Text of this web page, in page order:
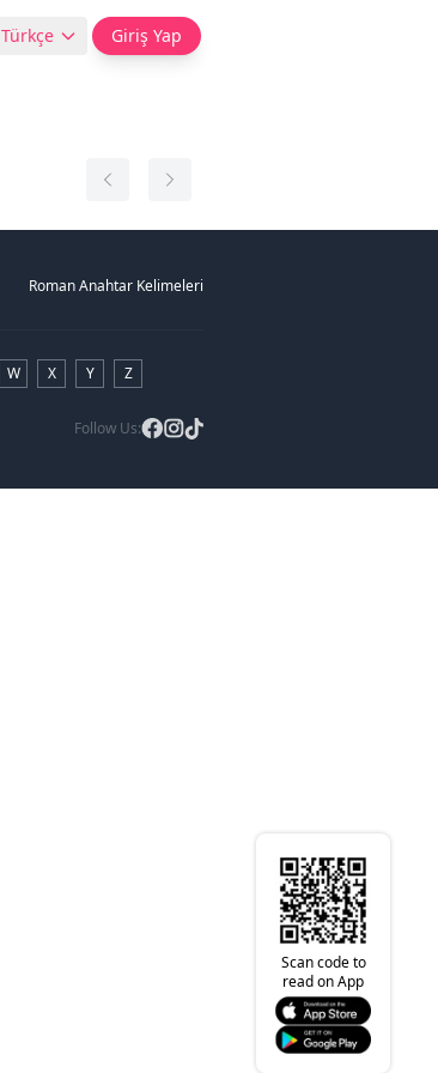
Türkçe Giriş Yap
Roman Anahtar Kelimeleri
W X Y Z
Follow Us:
Scan code to
read on App